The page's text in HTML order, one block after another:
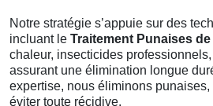
Notre stratégie s’appuie sur des
incluant le Traitement Punaises
chaleur, insecticides
assurant une élimination longue
expertise, nous éliminons
éviter toute récidive.